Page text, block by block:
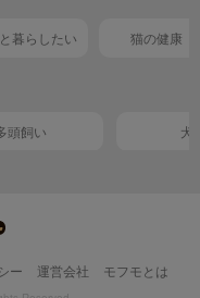
暮らしたい 猫の健康
頭飼い 犬
ー 運営会社 モフモとは